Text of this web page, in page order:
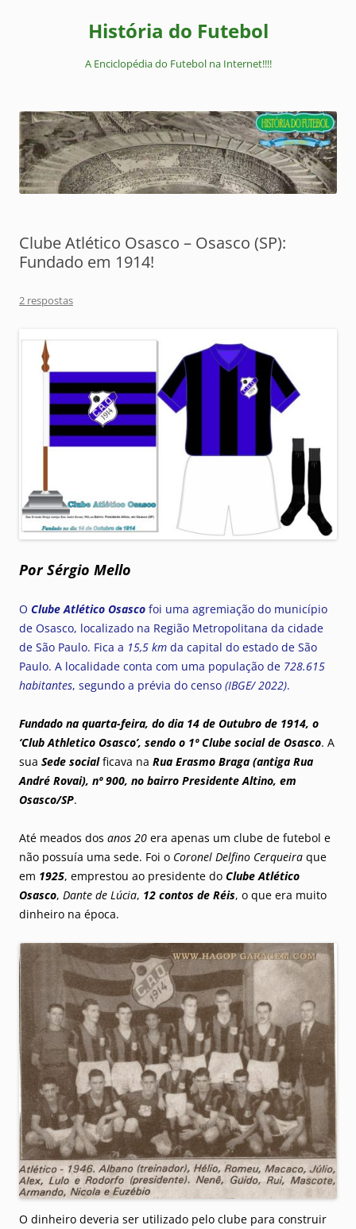
História do Futebol
A Enciclopédia do Futebol na Internet!!!!
Clube Atlético Osasco – Osasco (SP):
Fundado em 1914!
2 respostas
Por Sérgio Mello
O Clube Atlético Osasco foi uma agremiação do município
de Osasco, localizado na Região Metropolitana da cidade
de São Paulo. Fica a 15,5 km da capital do estado de São
Paulo. A localidade conta com uma população de 728.615
habitantes, segundo a prévia do censo (IBGE/ 2022).
Fundado na quarta-feira, do dia 14 de Outubro de 1914, o
‘Club Athletico Osasco’, sendo o 1º Clube social de Osasco. A
sua Sede socialficava na Rua Erasmo Braga (antiga Rua
André Rovai), nº 900, no bairro Presidente Altino, em
Osasco/SP.
Até meados dos anos 20 era apenas um clube de futebol e
não possuía uma sede. Foi o Coronel Delfino Cerqueira que
em 1925, emprestou ao presidente do Clube Atlético
Osasco, Dante de Lúcia, 12 contos de Réis, o que era muito
dinheiro na época.
O dinheiro deveria ser utilizado pelo clube para construir